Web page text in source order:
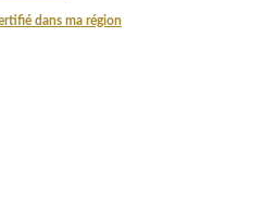
dans ma région